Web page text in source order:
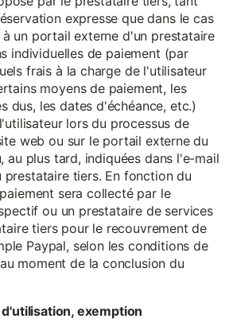
expresse que dans le cas
un portail externe d'un prestataire
individuelles de paiement (par
frais à la charge de l'utilisateur
moyens de paiement, les
dus, les dates d'échéance, etc.)
lors du processus de
web ou sur le portail externe du
au plus tard, indiquées dans l'e-mail
tiers. En fonction du
sera collecté par le
ou un prestataire de services
tiers pour le recouvrement de
Paypal, selon les conditions de
moment de la conclusion du
exemption